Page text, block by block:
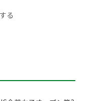
る